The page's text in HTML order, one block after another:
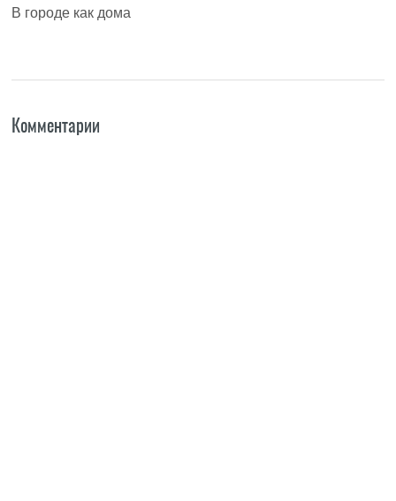
В городе как дома
Комментарии